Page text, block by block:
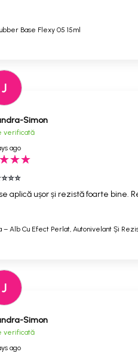
Base Flexy 05 15ml
J
Simon
verificată
ago
aplică ușor și rezistă foarte bine.
Alb Cu Efect Perlat, Autonivelant Și
J
Simon
verificată
ago